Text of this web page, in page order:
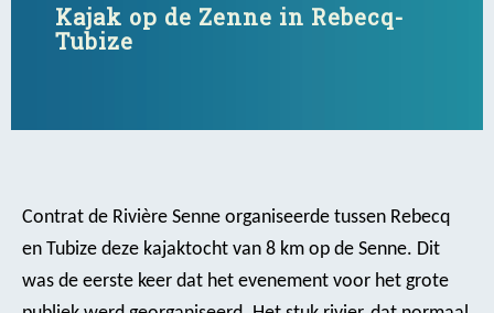
Kajak op de Zenne in Rebecq-
Tubize
Contrat de Rivière Senne organiseerde tussen Rebecq
en Tubize deze kajaktocht van 8 km op de Senne. Dit
was de eerste keer dat het evenement voor het grote